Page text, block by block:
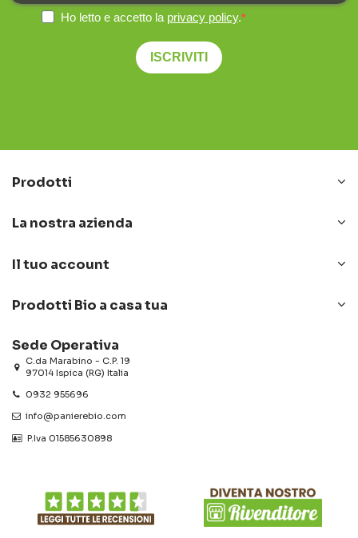
Ho letto e accetto la privacy policy.
ISCRIVITI
Prodotti
La nostra azienda
Il tuo account
Prodotti Bio a casa tua
Sede Operativa
C.da Marabino - C.P. 19
97014 Ispica (RG) Italia
0932 955696
info@panierebio.com
‎‎‎‎‎ P.Iva 01585630898